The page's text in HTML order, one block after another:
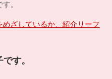
。
ざしているか、紹介リーフ
す。